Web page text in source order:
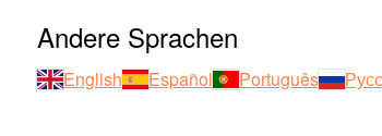
Andere Sprachen
English Español Português